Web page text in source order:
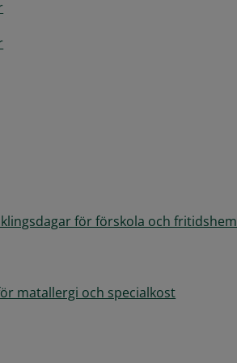
för förskola och fritidshem
matallergi och specialkost